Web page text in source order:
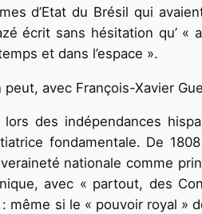
d’Etat du Brésil qui
écrit sans hésitation qu’
et dans l’espace ».
avec François-Xavier
lors des indépendances
fondamentale. De
nationale comme
avec « partout, des
même si le « pouvoir royal »